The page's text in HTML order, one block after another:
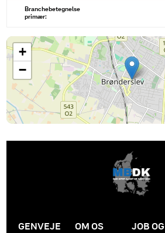
Branchebetegnelse
primær:
+
−
GENVEJE OM OS
JOB OG